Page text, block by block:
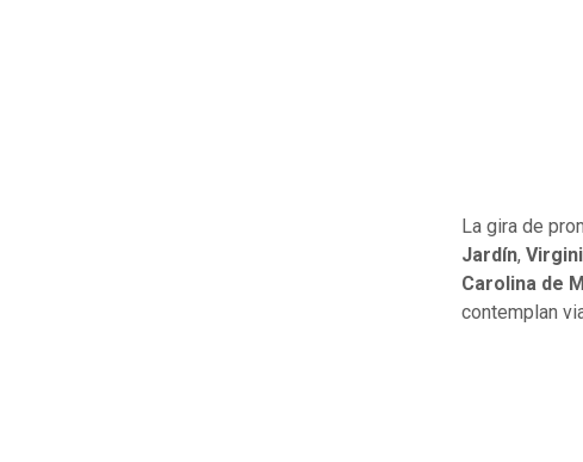
La gira de
Jardín,
Carolina de
contemplan